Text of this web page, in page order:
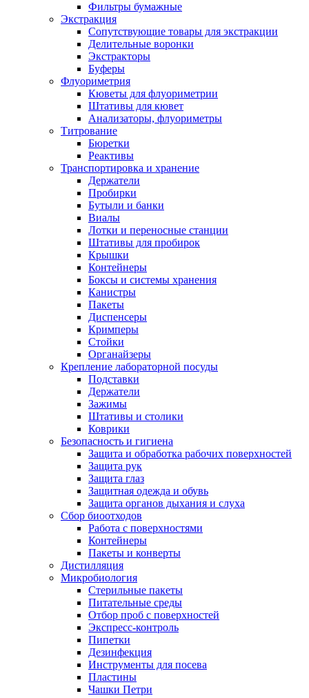
Фильтры бумажные
Экстракция
Сопутствующие товары для экстракции
Делительные воронки
Экстракторы
Буферы
Флуориметрия
Кюветы для флуориметрии
Штативы для кювет
Анализаторы, флуориметры
Титрование
Бюретки
Реактивы
Транспортировка и хранение
Держатели
Пробирки
Бутыли и банки
Виалы
Лотки и переносные станции
Штативы для пробирок
Крышки
Контейнеры
Боксы и системы хранения
Канистры
Пакеты
Диспенсеры
Кримперы
Стойки
Органайзеры
Крепление лабораторной посуды
Подставки
Держатели
Зажимы
Штативы и столики
Коврики
Безопасность и гигиена
Защита и обработка рабочих поверхностей
Защита рук
Защита глаз
Защитная одежда и обувь
Защита органов дыхания и слуха
Сбор биоотходов
Работа с поверхностями
Контейнеры
Пакеты и конверты
Дистилляция
Микробиология
Стерильные пакеты
Питательные среды
Отбор проб с поверхностей
Экспресс-контроль
Пипетки
Дезинфекция
Инструменты для посева
Пластины
Чашки Петри